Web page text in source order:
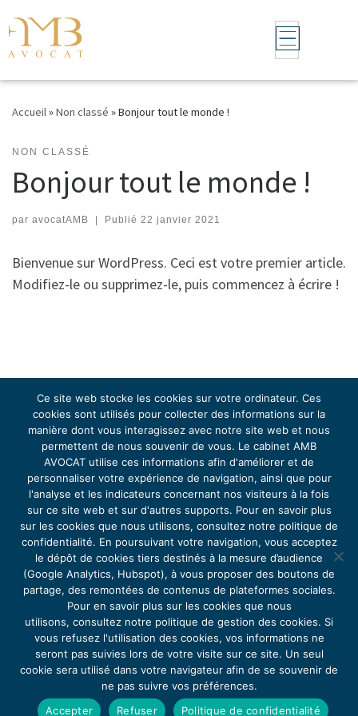
Skip to content
Accueil »Non classé »Bonjour tout le monde !
NON CLASSÉ
Bonjour tout le monde !
par avocatAMB Publié 22 janvier 2021
Bienvenue sur WordPress. Ceci est votre premier article.
Modifiez-le ou supprimez-le, puis commencez à écrire !
© 2021, AMB Avocat – All Rights Reserved.
Mentions légales
Politique de confidentialité
Politique de gestion des cookies
site réalisé par www.kevin-lemeur.fr
Ce site web stocke les cookies sur votre ordinateur. Ces
cookies sont utilisés pour collecter des informations sur la
manière dont vous interagissez avec notre site web et nous
permettent de nous souvenir de vous. Le cabinet AMB
AVOCAT utilise ces informations afin d'améliorer et de
personnaliser votre expérience de navigation, ainsi que pour
l'analyse et les indicateurs concernant nos visiteurs à la fois
sur ce site web et sur d'autres supports. Pour en savoir plus
sur les cookies que nous utilisons, consultez notre politique de
confidentialité. En poursuivant votre navigation, vous acceptez
le dépôt de cookies tiers destinés à la mesure d’audience
(Google Analytics, Hubspot), à vous proposer des boutons de
partage, des remontées de contenus de plateformes sociales.
Pour en savoir plus sur les cookies que nous
utilisons, consultez notre politique de gestion des cookies. Si
vous refusez l'utilisation des cookies, vos informations ne
seront pas suivies lors de votre visite sur ce site. Un seul
cookie sera utilisé dans votre navigateur afin de se souvenir de
ne pas suivre vos préférences.
Accepter
Refuser Politique de confidentialité